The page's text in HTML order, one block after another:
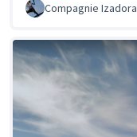
Compagnie Izadora